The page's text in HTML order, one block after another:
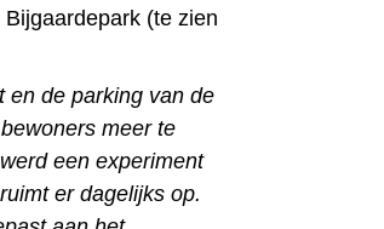
(te zien
en de parking van de
meer te
een experiment
er dagelijks op.